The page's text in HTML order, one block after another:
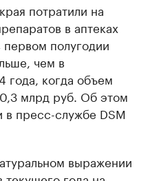
потратили на
в аптеках
полугодии
чем в
года, когда объем
млрд руб. Об этом
пресс-службе DSM
выражении